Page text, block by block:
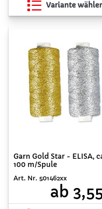
Variante
Garn Gold Star - ELISA,
100 m/Spule
Art. Nr. 501462xx
ab